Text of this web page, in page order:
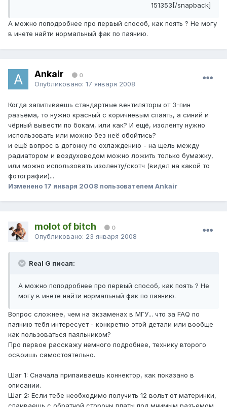
151353[/snapback]
А можно поподробнее про первый способ, как поять ? Не могу
в инете найти нормальный фак по паянию.
Ankair 0
Опубликовано: 17 января 2008
Когда запитываешь стандартные вентиляторы от 3-пин
разъёма, то нужно красный с коричневым спаять, а синий и
чёрный вывести по бокам, или как? И ещё, изоленту нужно
использовать или можно без неё обойтись?
и ещё вопрос в догонку по охлаждению - на щель между
радиатором и воздуховодом можно ложить только бумажку,
или можно использовать изоленту/скотч (видел на какой то
фотографии)...
Изменено 17 января 2008 пользователем Ankair
molot of bitch 0
Опубликовано: 23 января 2008
Real G писал:
А можно поподробнее про первый способ, как поять ? Не
могу в инете найти нормальный фак по паянию.
Вопрос сложнее, чем на экзаменах в МГУ... что за FAQ по
паянию тебя интересует - конкретно этой детали или вообще
как пользоваться паяльником?
Про первое расскажу немного подробнее, технику второго
освоишь самостоятельно.
Шаг 1: Сначала припаиваешь коннектор, как показано в
описании.
Шаг 2: Если тебе необходимо получить 12 вольт от материнки,